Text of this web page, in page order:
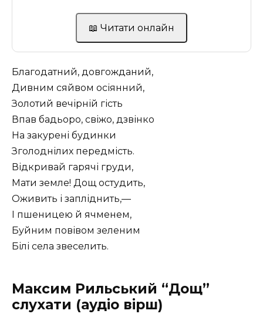
📖 Читати онлайн
Благодатний, довгожданий,
Дивним сяйвом осіянний,
Золотий вечірній гість
Впав бадьоро, свіжо, дзвінко
На закурені будинки
Зголоднілих передмість.
Відкривай гарячі груди,
Мати земле! Дощ остудить,
Оживить і запліднить,—
І пшеницею й ячменем,
Буйним повівом зеленим
Білі села звеселить.
Максим Рильський “Дощ”
слухати (аудіо вірш)